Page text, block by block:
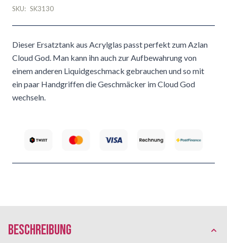
SKU: SK3130
Dieser Ersatztank aus Acrylglas passt perfekt zum Azlan
Cloud God. Man kann ihn auch zur Aufbewahrung von
einem anderen Liquidgeschmack gebrauchen und so mit
ein paar Handgriffen die Geschmäcker im Cloud God
wechseln.
Beschreibung